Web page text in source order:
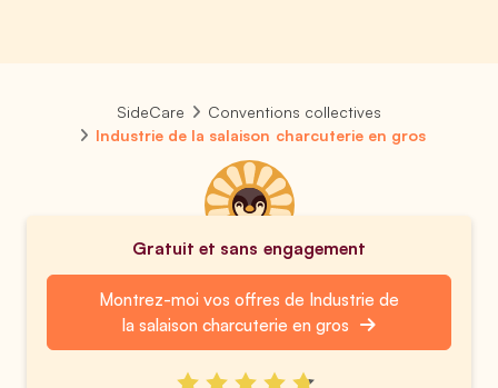
SideCare
Conventions collectives
Industrie de la salaison charcuterie en gros
Gratuit et sans engagement
Montrez-moi vos offres de Industrie de
la salaison charcuterie en gros